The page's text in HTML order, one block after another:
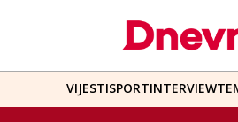
VIJESTISPORTINTERVIEW